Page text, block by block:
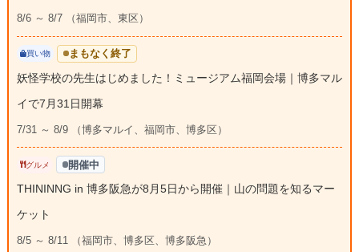
8/6 ～ 8/7 （福岡市、東区）
買い物 まもなく終了
妖怪学校の先生はじめました！ミュージアム福岡会場｜博多マル
イで7月31日開幕
7/31 ～ 8/9 （博多マルイ、福岡市、博多区）
グルメ 開催中
THININNG in 博多阪急が8月5日から開催｜山の問題を知るマー
ケット
8/5 ～ 8/11 （福岡市、博多区、博多阪急）